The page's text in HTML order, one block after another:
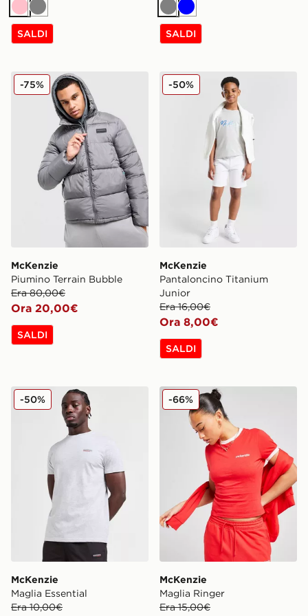
RosaGrigio
SALDI
Grigio
Blu
SALDI
McKenzie Piumino Terrain Bubble
McKenzie
Piumino Terrain Bubble
Era 80,00€
Ora 20,00€
-75%
SALDI
McKenzie Pantaloncino
McKenzie
Pantaloncino Titanium
Junior
Era 16,00€
Ora 8,00€
-50%
SALDI
McKenzie Maglia Essential
McKenzie
Maglia Essential
Era 10,00€
-50% McKenzie Maglia Ringer
McKenzie
Maglia Ringer
Era 15,00€
-66%